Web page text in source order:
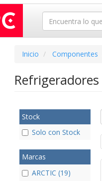
Inicio Componentes
Refrigeradores
Stock
Solo con Stock
Marcas
ARCTIC (19)